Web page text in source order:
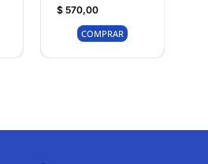
$570,00
COMPRAR